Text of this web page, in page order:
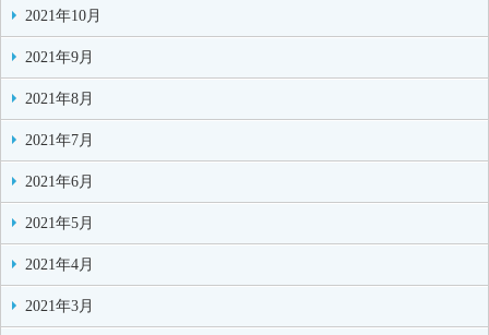
2021年10月
2021年9月
2021年8月
2021年7月
2021年6月
2021年5月
2021年4月
2021年3月